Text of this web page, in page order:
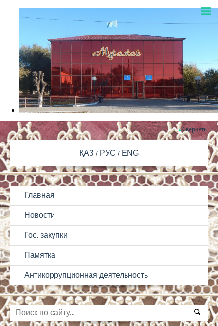
Свернуть
ҚАЗ РУС ENG
Главная
Новости
Гос. закупки
Памятка
Антикоррупционная деятельность